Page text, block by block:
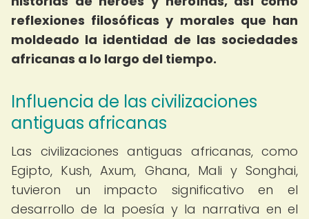
reflexiones filosóficas y morales que han
moldeado la identidad de las sociedades
africanas a lo largo del tiempo.
Influencia de las civilizaciones
antiguas africanas
Las civilizaciones antiguas africanas, como
Egipto, Kush, Axum, Ghana, Mali y Songhai,
tuvieron un impacto significativo en el
desarrollo de la poesía y la narrativa en el